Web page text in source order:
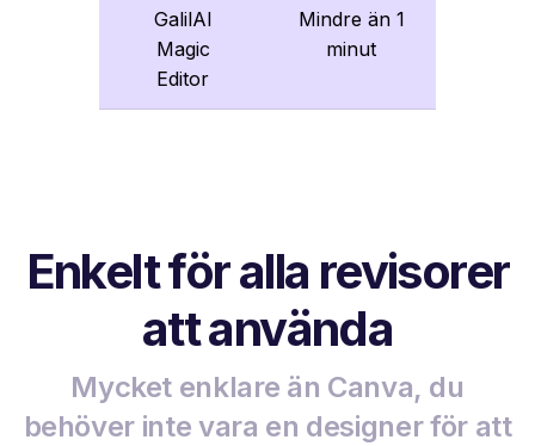
GalilAI
Magic
Editor
Mindre än 1
minut
Enkelt för alla revisorer
att använda
Mycket enklare än Canva, du
behöver inte vara en designer för att